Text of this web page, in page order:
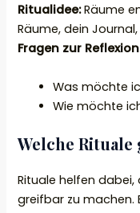
Ritualidee:Räume
Räume, dein
Fragen zur
Was möchte
Wie möchte
Welche Rituale
Rituale helfen
greifbar zu machen.